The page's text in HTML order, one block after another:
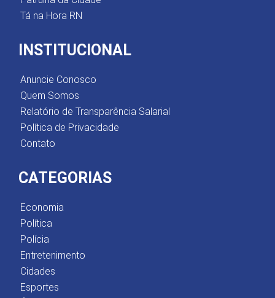
Tá na Hora RN
INSTITUCIONAL
Anuncie Conosco
Quem Somos
Relatório de Transparência Salarial
Política de Privacidade
Contato
CATEGORIAS
Economia
Política
Polícia
Entretenimento
Cidades
Esportes